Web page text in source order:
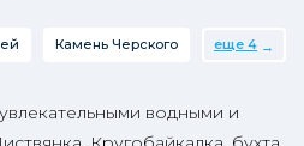
Камень Черского еще 4
водными и